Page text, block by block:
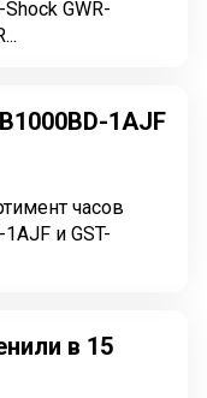
GWR-
1AJF
часов
и GST-
в 15